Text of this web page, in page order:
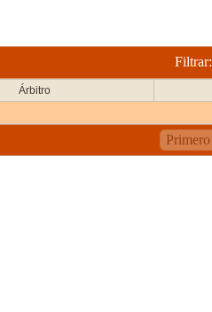
Filtrar:
Árbitro
Primero